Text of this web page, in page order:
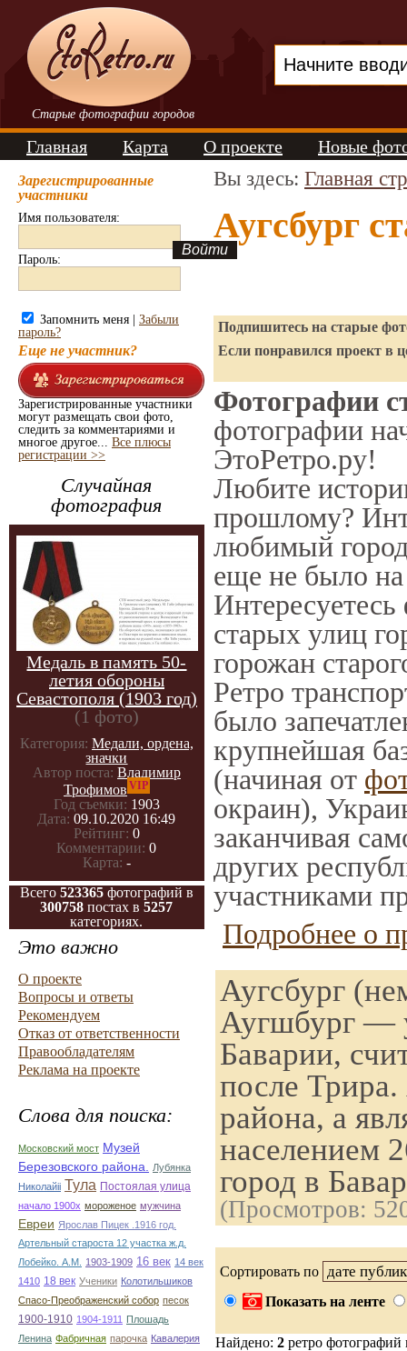
Старые фотографии городов
Главная Карта О проекте Новые
Зарегистрированные
участники
Имя пользователя:
Пароль:
Запомнить меня | Забыли
пароль?
Еще не участник?
Зарегистрированные участники
могут размещать свои фото,
следить за комментариями и
многое другое... Все плюсы
регистрации >>
Случайная
фотография
Медаль в память 50-
летия обороны
Севастополя (1903 год)
(1 фото)
Категория: Медали, ордена,
значки
Автор поста: Владимир
Трофимов VIP
Год съемки: 1903
Дата: 09.10.2020 16:49
Рейтинг: 0
Комментарии: 0
Карта: -
Всего 523365 фотографий в
300758 постах в5257
категориях.
Это важно
О проекте
Вопросы и ответы
Рекомендуем
Отказ от ответственности
Правообладателям
Реклама на проекте
Слова для поиска:
Московский мост Музей
Березовского района. Лубянка
Николайii Тула Постоялая улица
начало 1900х мороженое мужчина
Евреи Ярослав Пицек .1916 год.
Артельный староста 12 участка ж.д.
Лобейко. А.М.
1903-1909 16 век 14 век
1410 18 век Ученики Колотильшиков
Спасо-Преображенский собор песок
1900-1910 1904-1911 Плошадь
Ленина Фабричная парочка Кавалерия
Вы здесь: Главная
Аугсбург
Подпишитесь на старые
Если понравился проект в
Фотографии
фотографии
ЭтоРетро.ру!
Любите
прошлому?
любимый
еще не было на
Интересуетесь
старых улиц
горожан
Ретро
было
крупнейшая
(начиная от
окраин),
заканчивая
других
участниками
Подробнее о
Аугсбург
Аугшбург —
Баварии,
после Трира.
района, а
населением
город в
(Просмотров:
Сортировать по
Показать на ленте
Найдено: 2 ретро